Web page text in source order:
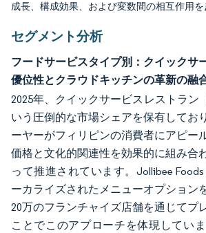
成長、構成効果、および変数間の相互作用を
セグメント分析
フードサービスタイプ別：クイックサ
優位性とクラウドキッチンの革新の融
2025年、クイックサービスレストラン
いう圧倒的な市場シェアを保有してお
ーヤーがフィリピンの消費者にアピー
価格と文化的関連性を効果的に組み合
って推進されています。Jollibee
ーカライズされたメニューオプション
20万のフランチャイズ店舗を通じてプ
ことでこのアプローチを体現してい